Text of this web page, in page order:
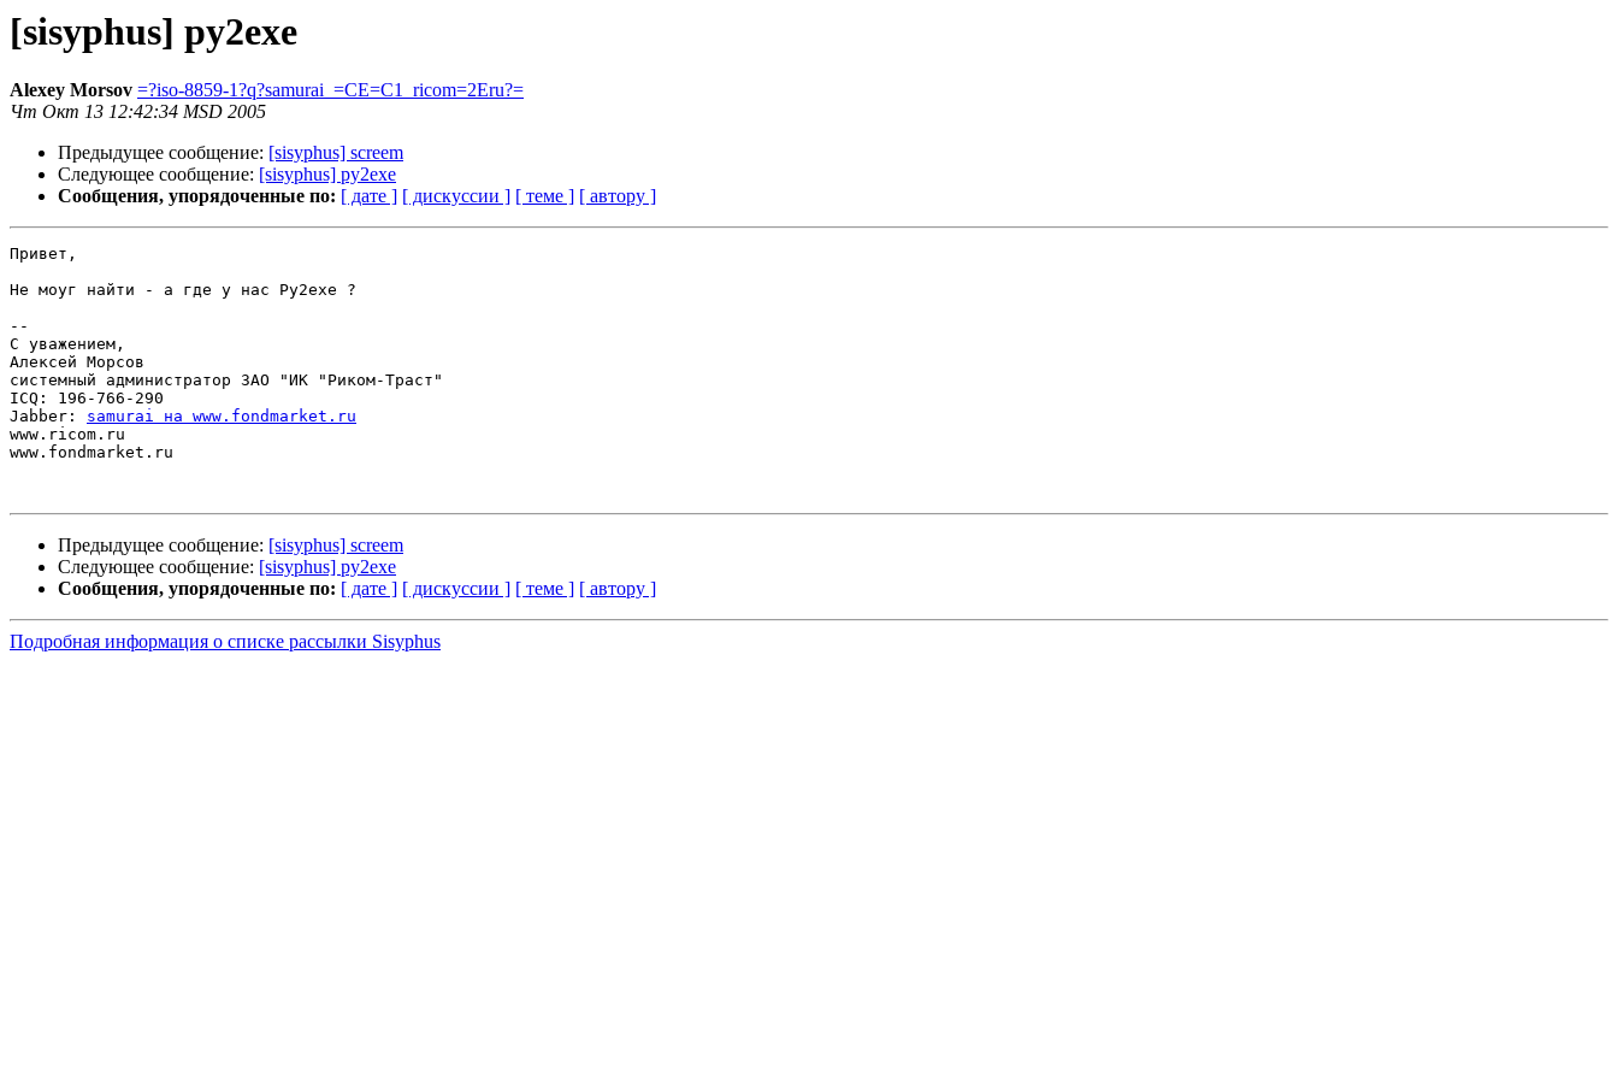
[sisyphus] py2exe
Alexey Morsov =?iso-8859-1?q?samurai_=CE=C1_ricom=2Eru?=
Чт Окт 13 12:42:34 MSD 2005
Предыдущее сообщение: [sisyphus] screem
Следующее сообщение: [sisyphus] py2exe
Сообщения, упорядоченные по: [ дате ] [ дискуссии ] [ теме ] [ автору ]
Привет,
Не моуг найти - а где у нас Py2exe ?
--
С уважением,
Алексей Морсов
системный администратор ЗАО "ИК "Риком-Траст"
ICQ: 196-766-290
Jabber: samurai на www.fondmarket.ru
www.ricom.ru
www.fondmarket.ru
Предыдущее сообщение: [sisyphus] screem
Следующее сообщение: [sisyphus] py2exe
Сообщения, упорядоченные по: [ дате ] [ дискуссии ] [ теме ] [ автору ]
Подробная информация о списке рассылки Sisyphus